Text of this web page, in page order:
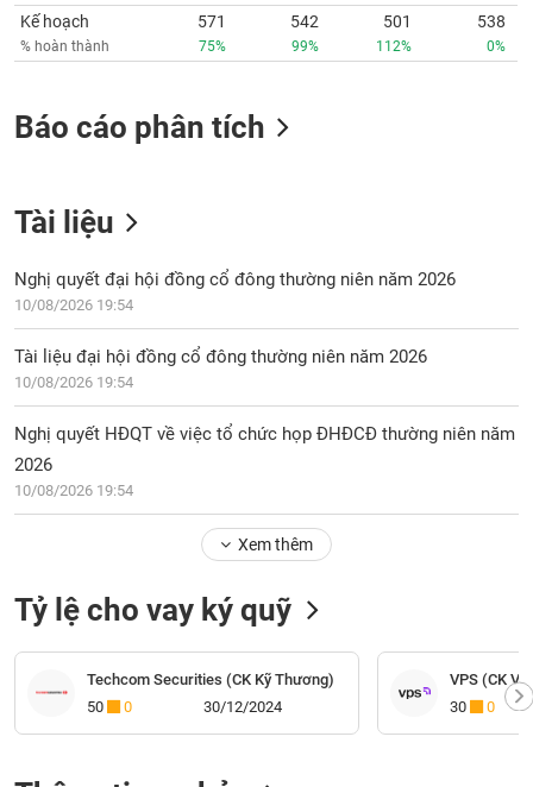
Kế hoạch
% hoàn thành
571
75%
542
99%
501
112%
538
0%
Báo cáo phân tích
Tài liệu
Nghị quyết đại hội đồng cổ đông thường niên năm 2026
10/08/2026 19:54
Tài liệu đại hội đồng cổ đông thường niên năm 2026
10/08/2026 19:54
Nghị quyết HĐQT về việc tổ chức họp ĐHĐCĐ thường niên năm
2026
10/08/2026 19:54
Xem thêm
Tỷ lệ cho vay ký quỹ
Techcom Securities (CK Kỹ Thương)
50
0 30/12/2024
VPS (CK
30
0